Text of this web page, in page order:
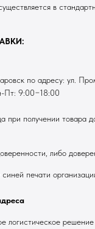
в
по адресу: ул.
Пт: 9:00−18:00
при получении товара
либо
печати
логистическое